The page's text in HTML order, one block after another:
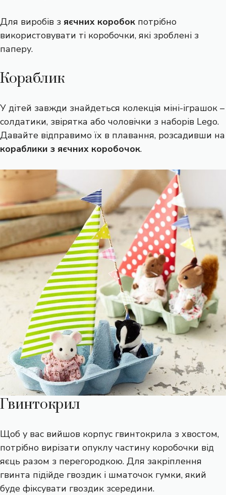
Для виробів з яєчних коробок потрібно
використовувати ті коробочки, які зроблені з
паперу.
Кораблик
У дітей завжди знайдеться колекція міні-іграшок –
солдатики, звірятка або чоловічки з наборів Lego.
Давайте відправимо їх в плавання, розсадивши на
кораблики з яєчних коробочок.
Гвинтокрил
Щоб у вас вийшов корпус гвинтокрила з хвостом,
потрібно вирізати опуклу частину коробочки від
яєць разом з перегородкою. Для закріплення
гвинта підійде гвоздик і шматочок гумки, який
буде фіксувати гвоздик зсередини.